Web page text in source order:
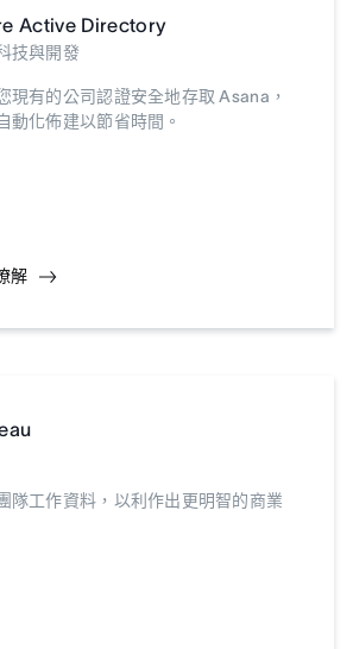
Active Directory
技與開發
現有的公司認證安全地存取 Asana，
動化佈建以節省時間。
解
隊工作資料，以利作出更明智的商業